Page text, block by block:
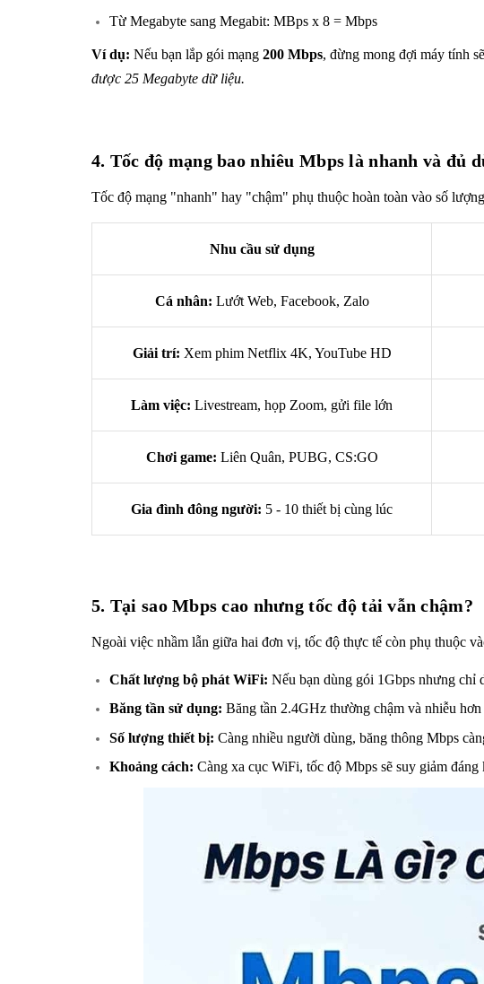
Từ Megabyte sang Megabit: MBps x 8 = Mbps
Ví dụ: Nếu bạn lắp gói mạng 200 Mbps, đừng mong đợi máy tính
được 25 Megabyte dữ liệu.
4. Tốc độ mạng bao nhiêu Mbps là nhanh và đủ
Tốc độ mạng "nhanh" hay "chậm" phụ thuộc hoàn toàn vào số
Nhu cầu sử dụng
Cá nhân: Lướt Web, Facebook, Zalo
Giải trí: Xem phim Netflix 4K, YouTube HD
Làm việc: Livestream, họp Zoom, gửi file lớn
Chơi game: Liên Quân, PUBG, CS:GO
Gia đình đông người: 5 - 10 thiết bị cùng lúc
5. Tại sao Mbps cao nhưng tốc độ tải vẫn chậm?
Ngoài việc nhầm lẫn giữa hai đơn vị, tốc độ thực tế còn phụ thuộc
Chất lượng bộ phát WiFi: Nếu bạn dùng gói 1Gbps nhưng chỉ
Băng tần sử dụng: Băng tần 2.4GHz thường chậm và nhiễu
Số lượng thiết bị: Càng nhiều người dùng, băng thông Mbps
Khoảng cách: Càng xa cục WiFi, tốc độ Mbps sẽ suy giảm đáng